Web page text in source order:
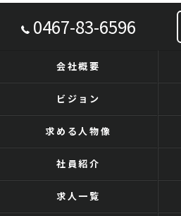
0467-83-6596
会社概要
ビジョン
求める人物像
社員紹介
求人一覧